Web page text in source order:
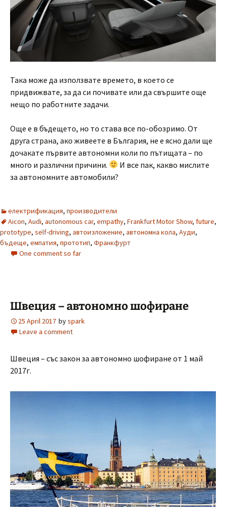
Така може да използвате времето, в което се
придвижвате, за да си почивате или да свършите още
нещо по работните задачи.
Още е в бъдещето, но то става все по-обозримо. От
друга страна, ако живеете в България, не е ясно дали ще
дочакате първите автономни коли по пътищата – по
много и различни причини.
И все пак, какво мислите
за автономните автомобили?
електрификация, производители
Aicon, Audi, autonomous car, empathy, Frankfurt Motor Show, future,
prototype, self-driving, автоизложение, автономна кола, Ауди,
бъдеще, емпатия, прототип, Франкфурт
One comment so far
Швеция – автономно шофиране
25 April 2017 byspark
Leave a comment
Швеция – със закон за автономно шофиране от 1 май
2017г.